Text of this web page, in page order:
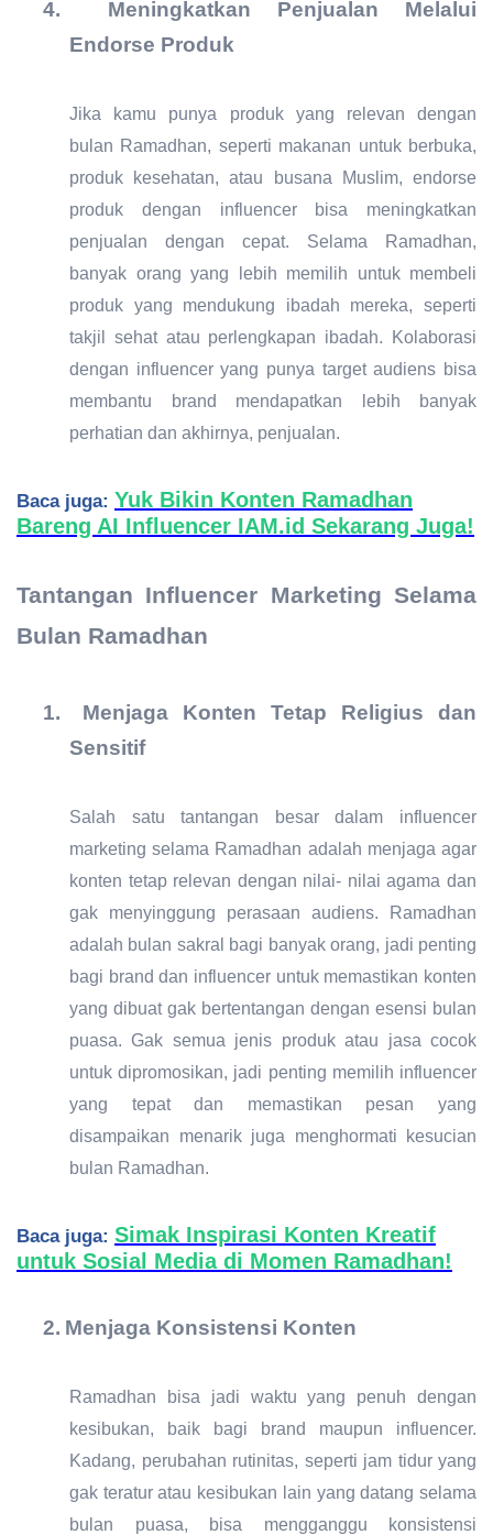
4.
Meningkatkan Penjualan Melalui
Endorse Produk
Jika kamu punya produk yang relevan dengan
bulan Ramadhan, seperti makanan untuk berbuka,
produk kesehatan, atau busana Muslim, endorse
produk dengan influencer bisa meningkatkan
penjualan dengan cepat. Selama Ramadhan,
banyak orang yang lebih memilih untuk membeli
produk yang mendukung ibadah mereka, seperti
takjil sehat atau perlengkapan ibadah. Kolaborasi
dengan influencer yang punya target audiens bisa
membantu brand mendapatkan lebih banyak
perhatian dan akhirnya, penjualan.
Baca juga: Yuk Bikin Konten Ramadhan
Bareng AI Influencer IAM.id Sekarang Juga!
Tantangan Influencer Marketing Selama
Bulan Ramadhan
1.
Menjaga Konten Tetap Religius dan
Sensitif
Salah satu tantangan besar dalam influencer
marketing selama Ramadhan adalah menjaga agar
konten tetap relevan dengan nilai- nilai agama dan
gak menyinggung perasaan audiens. Ramadhan
adalah bulan sakral bagi banyak orang, jadi penting
bagi brand dan influencer untuk memastikan konten
yang dibuat gak bertentangan dengan esensi bulan
puasa. Gak semua jenis produk atau jasa cocok
untuk dipromosikan, jadi penting memilih influencer
yang tepat dan memastikan pesan yang
disampaikan menarik juga menghormati kesucian
bulan Ramadhan.
Baca juga: Simak Inspirasi Konten Kreatif
untuk Sosial Media di Momen Ramadhan!
2. Menjaga Konsistensi Konten
Ramadhan bisa jadi waktu yang penuh dengan
kesibukan, baik bagi brand maupun influencer.
Kadang, perubahan rutinitas, seperti jam tidur yang
gak teratur atau kesibukan lain yang datang selama
bulan puasa, bisa mengganggu konsistensi